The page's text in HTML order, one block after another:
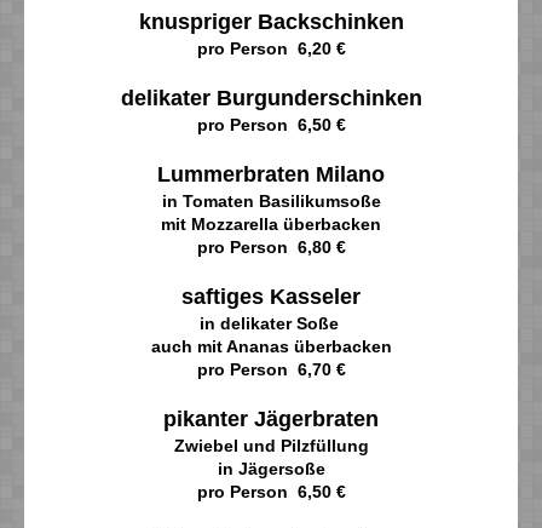
knuspriger Backschinken
pro Person 6,20 €
delikater Burgunderschinken
pro Person 6,50 €
Lummerbraten Milano
in Tomaten Basilikumsoße
mit Mozzarella überbacken
pro Person 6,80 €
saftiges Kasseler
in delikater Soße
auch mit Ananas überbacken
pro Person 6,70 €
pikanter Jägerbraten
Zwiebel und Pilzfüllung
in Jägersoße
pro Person 6,50 €